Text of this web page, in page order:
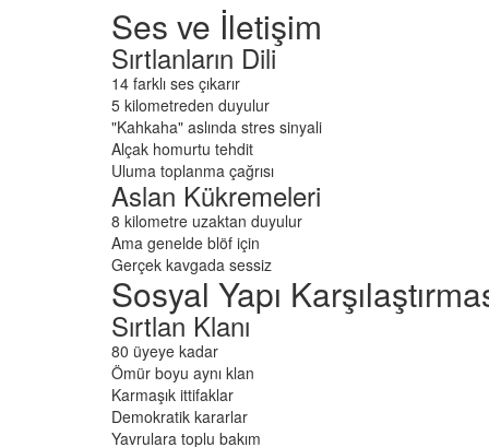
Ses ve İletişim
Sırtlanların Dili
14 farklı ses çıkarır
5 kilometreden duyulur
"Kahkaha" aslında stres sinyali
Alçak homurtu tehdit
Uluma toplanma çağrısı
Aslan Kükremeleri
8 kilometre uzaktan duyulur
Ama genelde blöf için
Gerçek kavgada sessiz
Sosyal Yapı
Sırtlan Klanı
80 üyeye kadar
Ömür boyu aynı klan
Karmaşık ittifaklar
Demokratik kararlar
Yavrulara toplu bakım